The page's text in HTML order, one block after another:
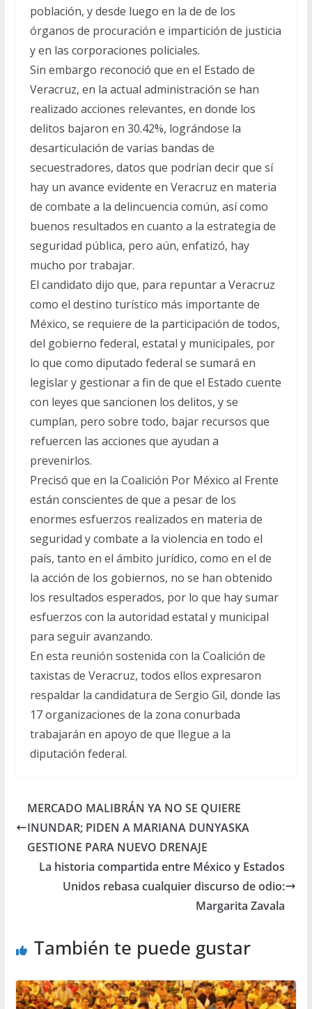
población, y desde luego en la de de los
órganos de procuración e impartición de justicia
y en las corporaciones policiales.
Sin embargo reconoció que en el Estado de
Veracruz, en la actual administración se han
realizado acciones relevantes, en donde los
delitos bajaron en 30.42%, lográndose la
desarticulación de varias bandas de
secuestradores, datos que podrían decir que sí
hay un avance evidente en Veracruz en materia
de combate a la delincuencia común, así como
buenos resultados en cuanto a la estrategia de
seguridad pública, pero aún, enfatizó, hay
mucho por trabajar.
El candidato dijo que, para repuntar a Veracruz
como el destino turístico más importante de
México, se requiere de la participación de todos,
del gobierno federal, estatal y municipales, por
lo que como diputado federal se sumará en
legislar y gestionar a fin de que el Estado cuente
con leyes que sancionen los delitos, y se
cumplan, pero sobre todo, bajar recursos que
refuercen las acciones que ayudan a
prevenirlos.
Precisó que en la Coalición Por México al Frente
están conscientes de que a pesar de los
enormes esfuerzos realizados en materia de
seguridad y combate a la violencia en todo el
país, tanto en el ámbito jurídico, como en el de
la acción de los gobiernos, no se han obtenido
los resultados esperados, por lo que hay sumar
esfuerzos con la autoridad estatal y municipal
para seguir avanzando.
En esta reunión sostenida con la Coalición de
taxistas de Veracruz, todos ellos expresaron
respaldar la candidatura de Sergio Gil, donde las
17 organizaciones de la zona conurbada
trabajarán en apoyo de que llegue a la
diputación federal.
MERCADO MALIBRÁN YA NO SE QUIERE
INUNDAR; PIDEN A MARIANA DUNYASKA
GESTIONE PARA NUEVO DRENAJE
La historia compartida entre México y Estados
Unidos rebasa cualquier discurso de odio:
Margarita Zavala
También te puede gustar